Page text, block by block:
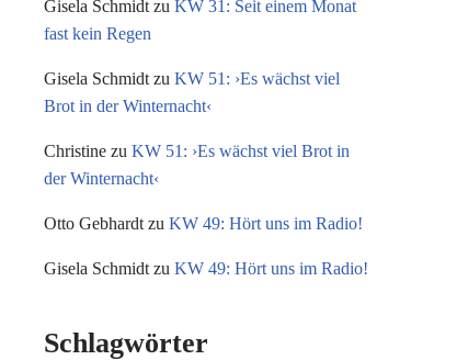
Gisela Schmidt zu KW 31: Seit einem Monat
fast kein Regen
Gisela Schmidt zu KW 51: ›Es wächst viel
Brot in der Winternacht‹
Christine zu KW 51: ›Es wächst viel Brot in
der Winternacht‹
Otto Gebhardt zu KW 49: Hört uns im Radio!
Gisela Schmidt zu KW 49: Hört uns im Radio!
Schlagwörter